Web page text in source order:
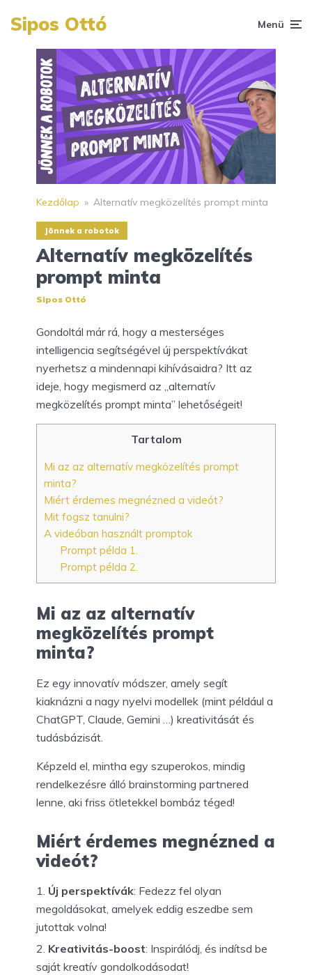
Sipos Ottó Menü
Kezdőlap » Alternatív megközelítés prompt minta
Jönnek a robotok
Alternatív megközelítés
prompt minta
Sipos Ottó
Gondoltál már rá, hogy a mesterséges
intelligencia segítségével új perspektívákat
nyerhetsz a mindennapi kihívásaidra? Itt az
ideje, hogy megismerd az „alternatív
megközelítés prompt minta” lehetőségeit!
Tartalom
Mi az az alternatív megközelítés prompt
minta?
Miért érdemes megnézned a videót?
Mit fogsz tanulni?
A videóban használt promptok
Prompt példa 1.
Prompt példa 2.
Mi az az alternatív
megközelítés prompt
minta?
Ez egy innovatív módszer, amely segít
kiaknázni a nagy nyelvi modellek (mint például a
ChatGPT, Claude, Gemini …) kreativitását és
tudásbázisát.
Képzeld el, mintha egy szuperokos, mindig
rendelkezésre álló brainstorming partnered
lenne, aki friss ötletekkel bombáz téged!
Miért érdemes megnézned a
videót?
Új perspektívák: Fedezz fel olyan
megoldásokat, amelyek eddig eszedbe sem
jutottak volna!
Kreativitás-boost: Inspirálódj, és indítsd be
saját kreatív gondolkodásodat!